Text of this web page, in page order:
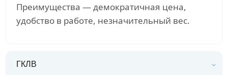
Преимущества — демократичная цена,
удобство в работе, незначительный вес.
ГКЛВ